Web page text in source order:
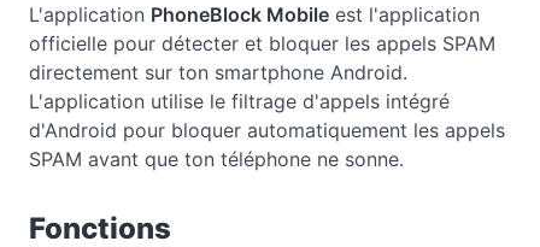
L'application PhoneBlock Mobile est l'application
officielle pour détecter et bloquer les appels SPAM
directement sur ton smartphone Android.
L'application utilise le filtrage d'appels intégré
d'Android pour bloquer automatiquement les appels
SPAM avant que ton téléphone ne sonne.
Fonctions